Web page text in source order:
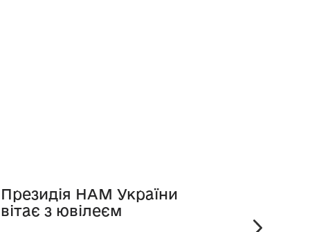
Президія НАМ України
вітає з ювілеєм